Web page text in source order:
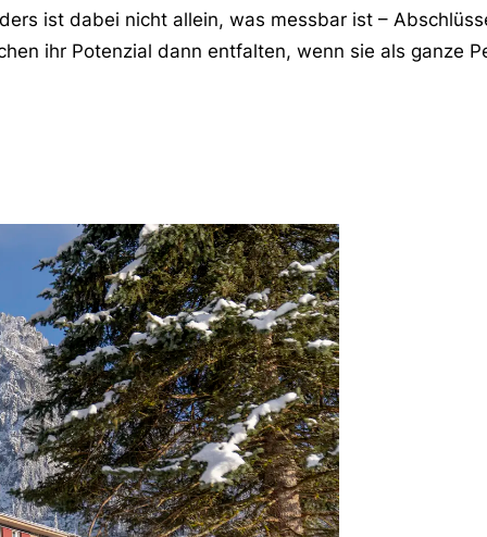
ist dabei nicht allein, was messbar ist –
ihr Potenzial dann entfalten, wenn sie als ganze